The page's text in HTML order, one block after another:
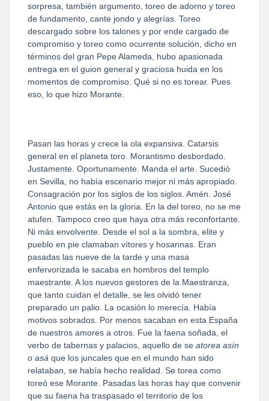
sorpresa, también argumento, toreo de adorno y toreo
de fundamento, cante jondo y alegrías. Toreo
descargado sobre los talones y por ende cargado de
compromiso y toreo como ocurrente solución, dicho en
términos del gran Pepe Alameda, hubo apasionada
entrega en el guion general y graciosa huida en los
momentos de compromiso. Qué si no es torear. Pues
eso, lo que hizo Morante.
Pasan las horas y crece la ola expansiva. Catarsis
general en el planeta toro. Morantismo desbordado.
Justamente. Oportunamente. Manda el arte. Sucedió
en Sevilla, no había escenario mejor ni más apropiado.
Consagración por los siglos de los siglos. Amén. José
Antonio que estás en la gloria. En la del toreo, no se me
atufen. Tampoco creo que haya otra más reconfortante.
Ni más envolvente. Desde el sol a la sombra, elite y
pueblo en pie clamaban vítores y hosannas. Eran
pasadas las nueve de la tarde y una masa
enfervorizada le sacaba en hombros del templo
maestrante. A los nuevos gestores de la Maestranza,
que tanto cuidan el detalle, se les olvidó tener
preparado un palio. La ocasión lo merecía. Había
motivos sobrados. Por menos sacaban en esta España
de nuestros amores a otros. Fue la faena soñada, el
verbo de tabernas y palacios, aquello de se atorea asín
o asá que los juncales que en el mundo han sido
relataban, se había hecho realidad. Se torea como
toreó ese Morante. Pasadas las horas hay que convenir
que su faena ha traspasado el territorio de los